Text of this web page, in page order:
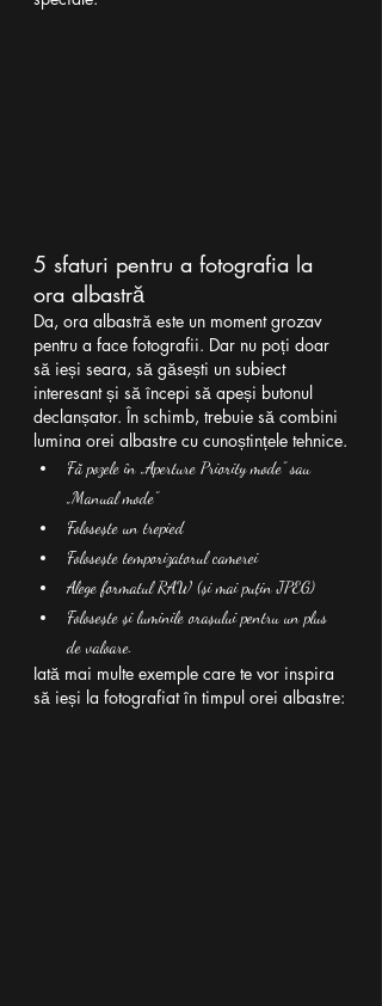
5 sfaturi pentru a fotografia la
ora albastră
Da, ora albastră este un moment grozav
pentru a face fotografii. Dar nu poți doar
să ieși seara, să găsești un subiect
interesant și să începi să apeși butonul
declanșator. În schimb, trebuie să combini
lumina orei albastre cu cunoștințele tehnice.
Fă pozele în „Aperture Priority mode” sau
„Manual mode”
Folosește un trepied
Folosește temporizatorul camerei
Alege formatul RAW (și mai puțin JPEG)
Folosește și luminile orașului pentru un plus
de valoare.
Iată mai multe exemple care te vor inspira
să ieși la fotografiat în timpul orei albastre: